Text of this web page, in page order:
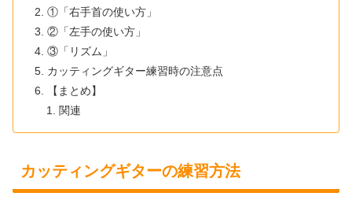
①「右手首の使い方」
②「左手の使い方」
③「リズム」
カッティングギター練習時の注意点
【まとめ】
関連
カッティングギターの練習方法